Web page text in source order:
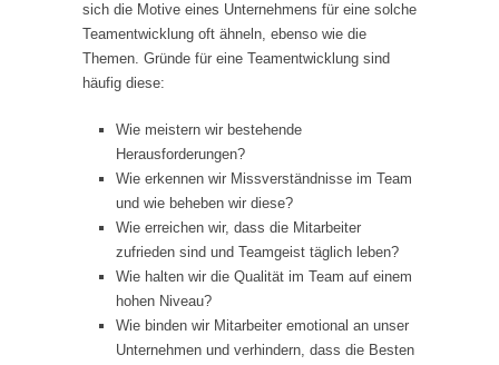
sich die Motive eines Unternehmens für eine solche
Teamentwicklung oft ähneln, ebenso wie die
Themen. Gründe für eine Teamentwicklung sind
häufig diese:
Wie meistern wir bestehende
Herausforderungen?
Wie erkennen wir Missverständnisse im Team
und wie beheben wir diese?
Wie erreichen wir, dass die Mitarbeiter
zufrieden sind und Teamgeist täglich leben?
Wie halten wir die Qualität im Team auf einem
hohen Niveau?
Wie binden wir Mitarbeiter emotional an unser
Unternehmen und verhindern, dass die Besten